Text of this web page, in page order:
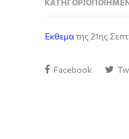
Έκθεμα της 21ης
Facebook